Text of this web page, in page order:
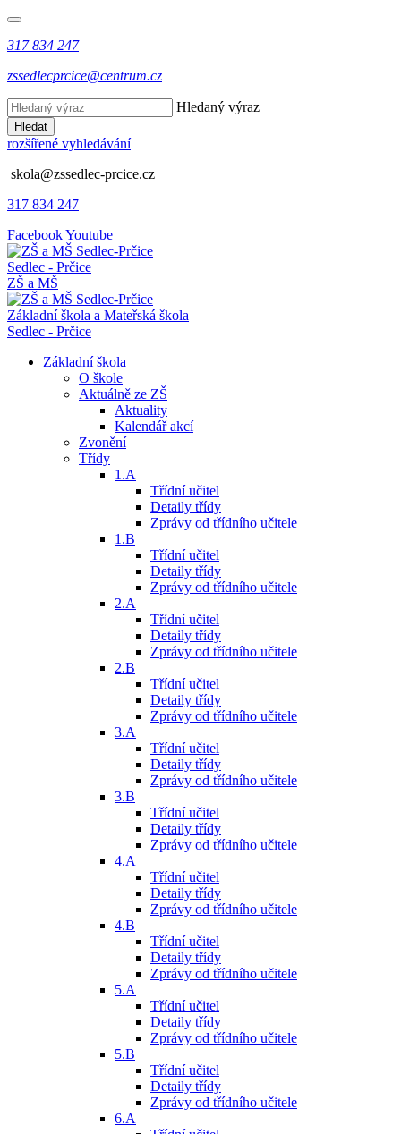
317 834 247
zssedlecprcice@centrum.cz
Hledaný výraz
Hledat
rozšířené vyhledávání
skola@zssedlec-prcice.cz
317 834 247
FacebookYoutube
Sedlec - Prčice
ZŠ a MŠ
Základní škola a Mateřská škola
Sedlec - Prčice
Základní škola
O škole
Aktuálně ze ZŠ
Aktuality
Kalendář akcí
Zvonění
Třídy
1.A
Třídní učitel
Detaily třídy
Zprávy od třídního učitele
1.B
Třídní učitel
Detaily třídy
Zprávy od třídního učitele
2.A
Třídní učitel
Detaily třídy
Zprávy od třídního učitele
2.B
Třídní učitel
Detaily třídy
Zprávy od třídního učitele
3.A
Třídní učitel
Detaily třídy
Zprávy od třídního učitele
3.B
Třídní učitel
Detaily třídy
Zprávy od třídního učitele
4.A
Třídní učitel
Detaily třídy
Zprávy od třídního učitele
4.B
Třídní učitel
Detaily třídy
Zprávy od třídního učitele
5.A
Třídní učitel
Detaily třídy
Zprávy od třídního učitele
5.B
Třídní učitel
Detaily třídy
Zprávy od třídního učitele
6.A